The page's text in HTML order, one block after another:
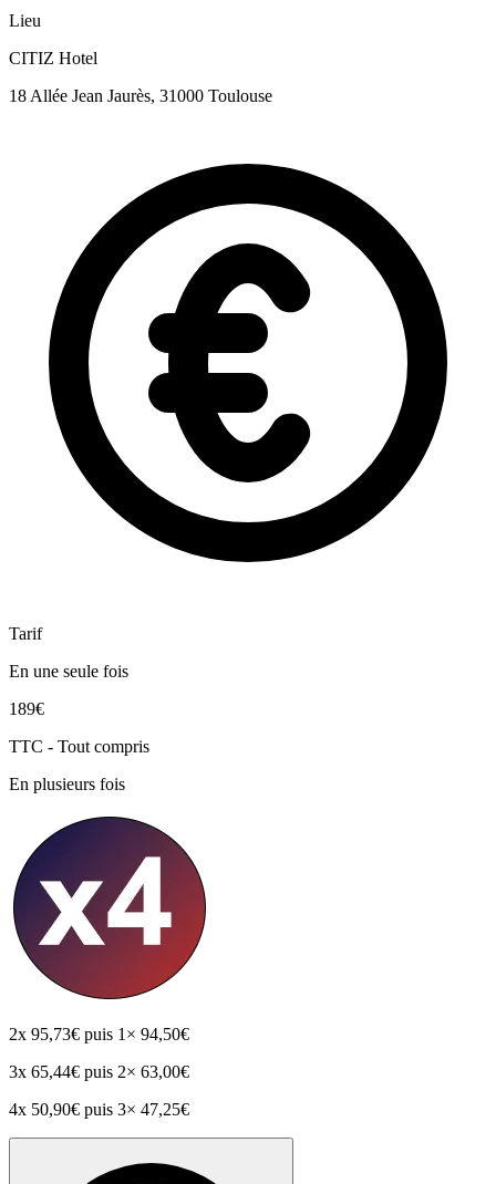
Lieu
CITIZ Hotel
18 Allée Jean Jaurès, 31000 Toulouse
Tarif
En une seule fois
189€
TTC - Tout compris
En plusieurs fois
2x 95,73€ puis 1× 94,50€
3x 65,44€ puis 2× 63,00€
4x 50,90€ puis 3× 47,25€